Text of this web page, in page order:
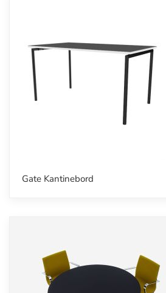
Gate Kantinebord